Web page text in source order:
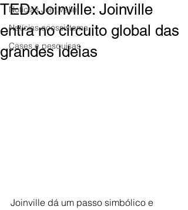
Notícias Join.Valle
Notícias ecossistema
Cases e pesquisas
TEDxJoinville: Joinville
entra no circuito global das
grandes ideias
Joinville dá um passo simbólico e